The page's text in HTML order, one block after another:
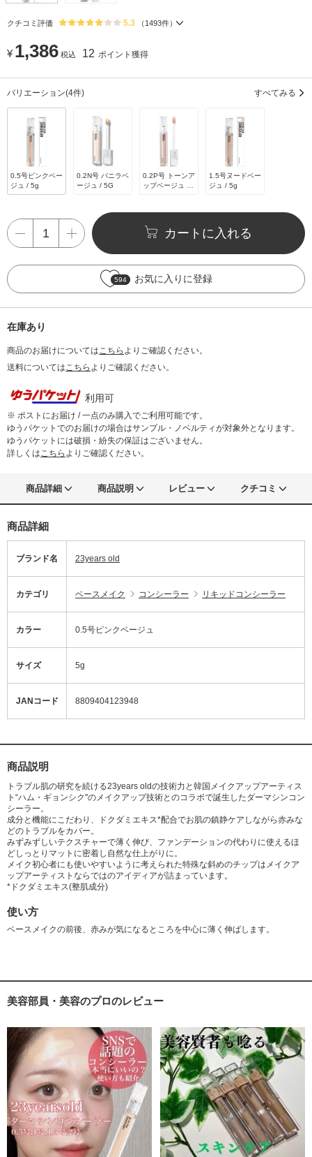
クチコミ評価 5.3 （ 1493件）
¥ 1,386 税込 12 ポイント獲得
バリエーション(4件) すべてみる
0.5号ピンクベー
ジュ / 5g
0.2N号 バニラベ
ージュ / 5G
0.2P号 トーンア
ップベージュ / 5
1.5号ヌードベー
ジュ / 5g
カートに入れる
594 お気に入りに登録
在庫あり
商品のお届けについてはこちら よりご確認ください。
送料についてはこちら よりご確認ください。
利用可
※ ポストにお届け / 一点のみ購入でご利用可能です。
ゆうパケットでのお届けの場合はサンプル・ノベルティが対象外となります。
ゆうパケットには破損・紛失の保証はございません。
詳しくはこちら よりご確認ください。
商品詳細 商品説明 レビュー クチコミ
商品詳細
ブランド名 23years old
カテゴリ ベースメイク コンシーラー リキッドコンシーラー
カラー 0.5号ピンクベージュ
サイズ 5g
JANコード 8809404123948
商品説明
トラブル肌の研究を続ける23years oldの技術力と韓国メイクアップアーティス
ト“ハム・ギョンシク"のメイクアップ技術とのコラボで誕生したダーマシンコン
シーラー。
成分と機能にこだわり、ドクダミエキス*配合でお肌の鎮静ケアしながら赤みな
どのトラブルをカバー。
みずみずしいテクスチャーで薄く伸び、ファンデーションの代わりに使えるほ
どしっとりマットに密着し自然な仕上がりに。
メイク初心者にも使いやすいように考えられた特殊な斜めのチップはメイクア
ップアーティストならではのアイディアが詰まっています。
*ドクダミエキス(整肌成分)
使い方
ベースメイクの前後、赤みが気になるところを中心に薄く伸ばします。
美容部員・美容のプロのレビュー